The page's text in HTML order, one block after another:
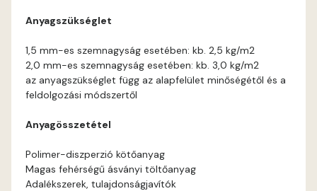
Cotto C
Date-brown C
Anyagszükséglet
1,5 mm-es szemnagyság esetében: kb. 2,5 kg/m2
2,0 mm-es szemnagyság esetében: kb. 3,0 kg/m2
az anyagszükséglet függ az alapfelület minőségétől és a
feldolgozási módszertől
Anyagösszetétel
Polimer-diszperzió kötőanyag
Magas fehérségű ásványi töltőanyag
Adalékszerek, tulajdonságjavítók